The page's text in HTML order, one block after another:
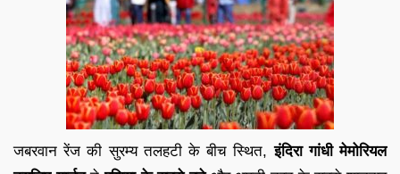
जबरवान रेंज की सुरम्य तलहटी के बीच स्थित,इंदिरा गांधी मेमोरियल